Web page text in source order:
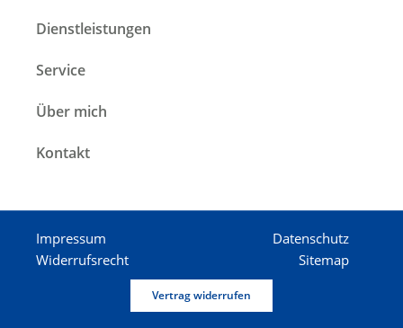
Dienstleistungen
Service
Über mich
Kontakt
Vertrag widerrufen
Impressum
Datenschutz
Widerrufsrecht
Sitemap